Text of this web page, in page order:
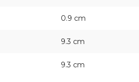
0.9 cm
9.3 cm
9.3 cm